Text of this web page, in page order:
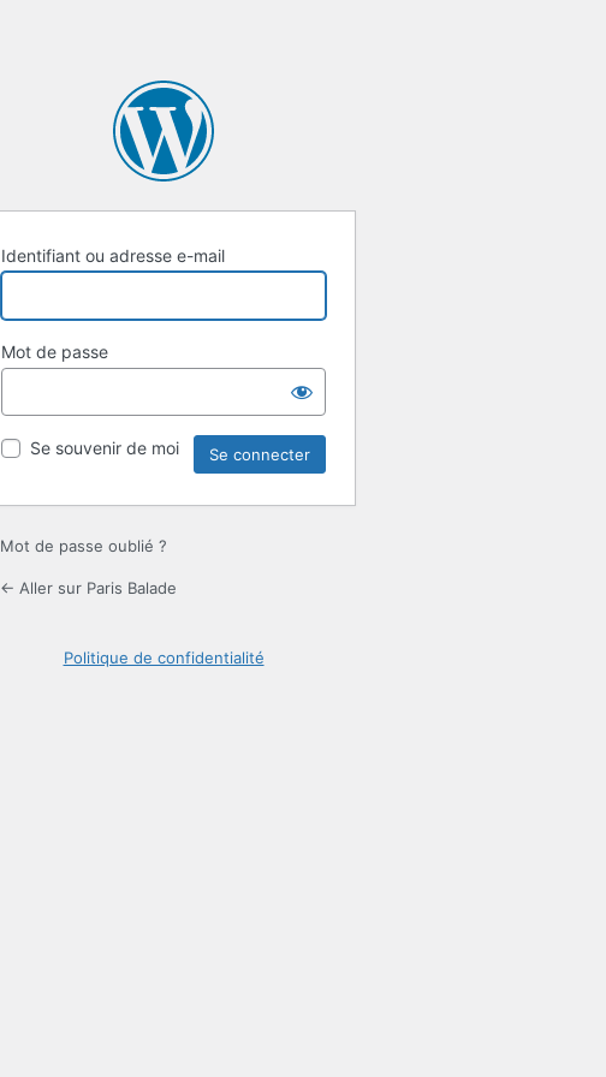
Identifiant ou adresse e-mail
Mot de passe
Se souvenir de moi
Mot de passe oublié ?
← Aller sur Paris Balade
Politique de confidentialité